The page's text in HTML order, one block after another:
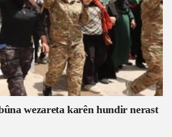
wezareta karên hundir nerast